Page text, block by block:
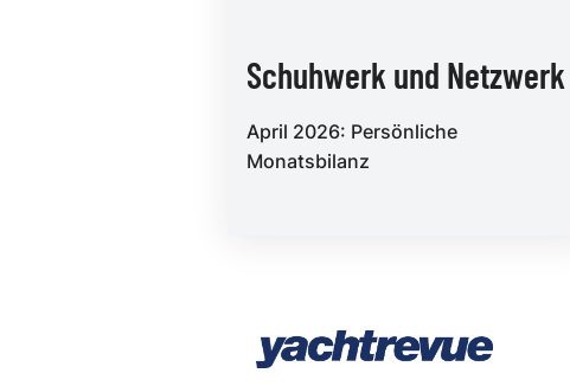
Schuhwerk und Netzwerk
April 2026: Persönliche
Monatsbilanz